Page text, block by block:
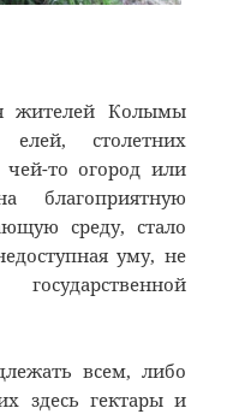
жителей Колымы
столетних
то огород или
благоприятную
среду, стало
уму, не
всем, либо
здесь гектары и